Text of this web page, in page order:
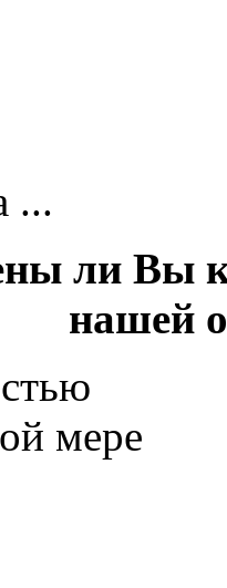
...
ли Вы
нашей
мере